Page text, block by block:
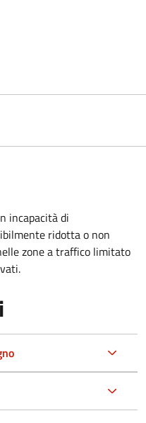
incapacità di
ridotta o non
zone a traffico limitato